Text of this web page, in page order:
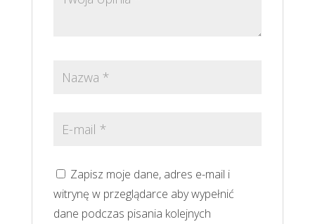
Zapisz moje dane, adres e-mail i
witrynę w przeglądarce aby wypełnić
dane podczas pisania kolejnych